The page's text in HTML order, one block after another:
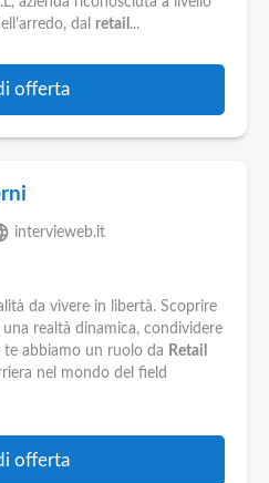
dal retail ...
offerta
intervieweb.it
da vivere in libertà. Scoprire
realtà dinamica, condividere
te abbiamo un ruolo da Retail
nel mondo del field
offerta